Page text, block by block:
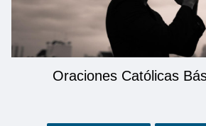
Oraciones Católicas